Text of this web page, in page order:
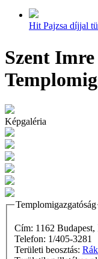
Hit Pajzsa díjjal
Szent Imre
Képgaléria
Templomigazgatóság
Cím: 1162 Budapest,
Telefon: 1/405-3281
Területi beosztás: